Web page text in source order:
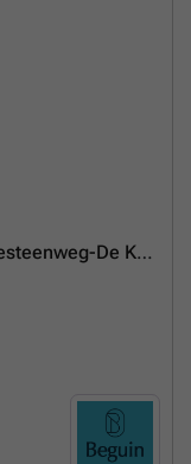
of bezoek?
Projet: Res. Terra Rossa, Rumbeeksesteenweg-De Karre, Rumbeke